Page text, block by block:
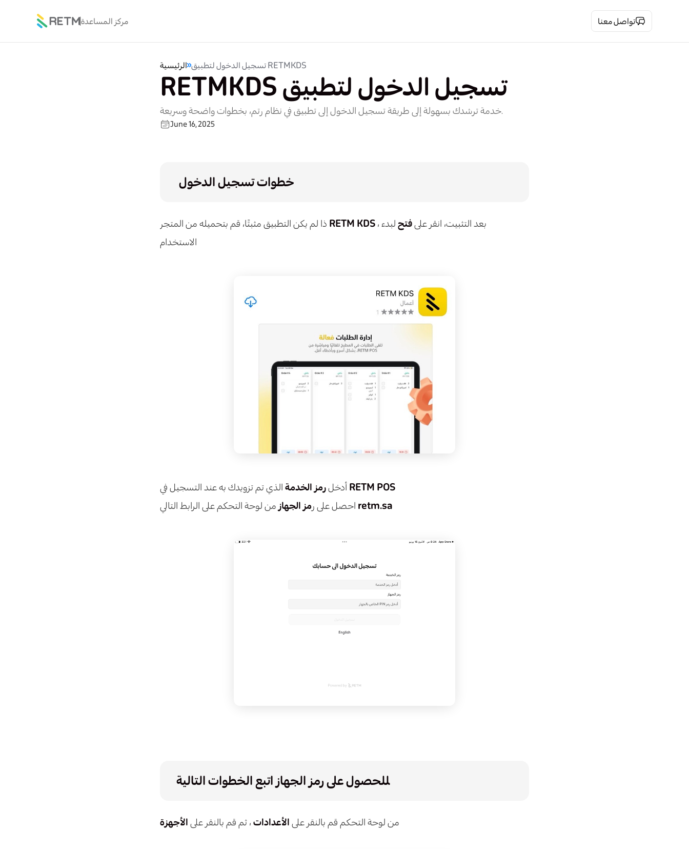
مركز المساعدة تواصل معنا
الرئيسية تسجيل الدخول لتطبيق RETMKDS
تسجيل الدخول لتطبيق RETMKDS
خدمة ترشدك بسهولة إلى طريقة تسجيل الدخول إلى تطبيق في نظام رتم، بخطوات واضحة وسريعة.
June 16, 2025
خطوات تسجيل الدخول
RETM KDS ، بعد التثبيت، انقر علىفتح لبدء
الاستخدام
أدخلرمز الخدمة
RETM POS
احصل على رمز الجهاز retm.sa
‍للحصول على رمز الجهاز اتبع الخطوات التالية
من لوحة التحكم قم بالنقر على الأعدادات ، ثم قم بالنقر على الأجهزة